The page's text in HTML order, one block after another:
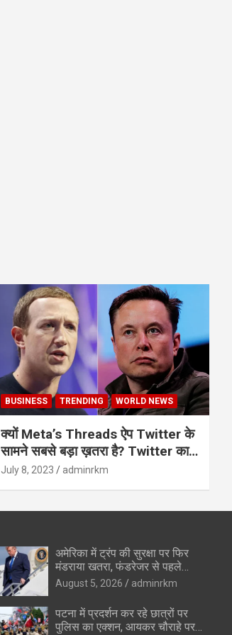
BUSINESS TRENDING WORLD NEWS
क्यों Meta’s Threads ऐप Twitter के
सामने सबसे बड़ा ख़तरा है? Twitter का
अंत?
July 8, 2023 adminrkm
अमेरिका में ट्रंप की सुरक्षा पर फिर
मंडराया खतरा, फंडरेजर से पहले
हथियारों के साथ संदिग्ध पकड़ा गया
August 5, 2026 adminrkm
पटना में प्रदर्शन कर रहे छात्रों पर
पुलिस का एक्शन, आयकर चौराहे पर